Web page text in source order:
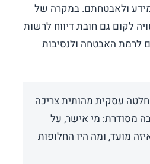
מידע ולאבטחתם. במקרה של
לקום גם חובת דיווח לרשות
לרמת האבטחה ולנסיבות
עסקית מהותית צריכה
מסודרת: מי אישר, על
מועד, ומה היו החלופות